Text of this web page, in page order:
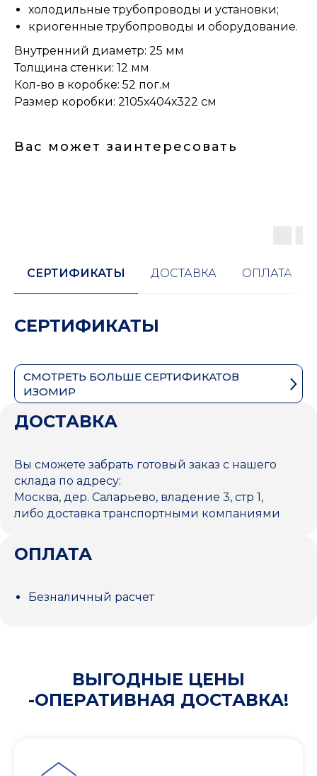
холодильные трубопроводы и установки;
криогенные трубопроводы и оборудование.
Внутренний диаметр: 25 мм
Толщина стенки: 12 мм
Кол-во в коробке: 52 пог.м
Размер коробки: 2105х404х322 см
Вас может заинтересовать
СЕРТИФИКАТЫ ДОСТАВКА ОПЛАТА
СЕРТИФИКАТЫ
СМОТРЕТЬ БОЛЬШЕ СЕРТИФИКАТОВ
ИЗОМИР
ДОСТАВКА
Вы сможете забрать готовый заказ с нашего
склада по адресу:
Москва, дер. Саларьево, владение 3, стр 1,
либо доставка транспортными компаниями
ОПЛАТА
Безналичный расчет
ВЫГОДНЫЕ ЦЕНЫ
-ОПЕРАТИВНАЯ ДОСТАВКА!